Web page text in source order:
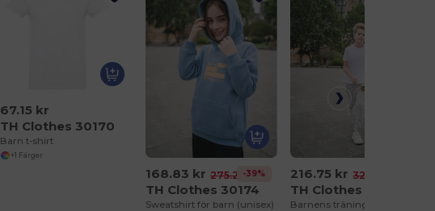
67.15 kr
TH Clothes 30170
Barn t-shirt
+1 Färger
168.83 kr 275.29 kr
-39%
TH Clothes 30174
Sweatshirt för barn (unisex)
216.75 kr 329.91 kr
TH Clothes 30309
Barnens träningsbyxor